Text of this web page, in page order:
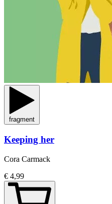
fragment
Keeping her
Cora Carmack
€ 4,99